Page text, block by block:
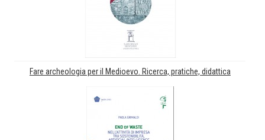
Fare archeologia per il Medioevo. Ricerca, pratiche, didattica